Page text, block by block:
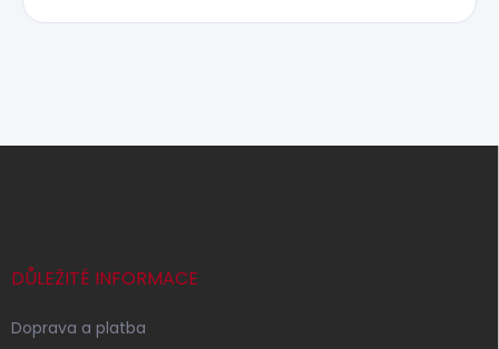
Z
DŮLEŽITÉ INFORMACE
Doprava a platba